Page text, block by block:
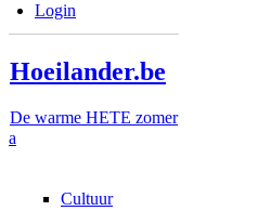
Login
Hoeilander.be
De warme HETE zomer
a
Cultuur